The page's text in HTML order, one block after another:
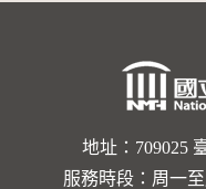
地址：709025
服務時段：周一至